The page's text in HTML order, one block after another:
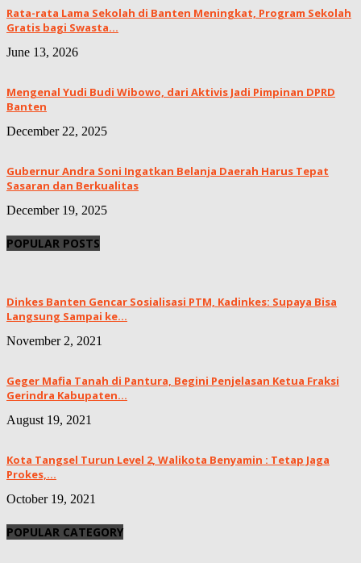
Rata-rata Lama Sekolah di Banten Meningkat, ‎Program Sekolah
Gratis bagi Swasta...
June 13, 2026
Mengenal Yudi Budi Wibowo, dari Aktivis Jadi Pimpinan DPRD
Banten
December 22, 2025
Gubernur Andra Soni Ingatkan Belanja Daerah Harus Tepat
Sasaran dan Berkualitas
December 19, 2025
POPULAR POSTS
Dinkes Banten Gencar Sosialisasi PTM, Kadinkes: Supaya Bisa
Langsung Sampai ke...
November 2, 2021
Geger Mafia Tanah di Pantura, Begini Penjelasan Ketua Fraksi
Gerindra Kabupaten...
August 19, 2021
Kota Tangsel Turun Level 2, Walikota Benyamin : Tetap Jaga
Prokes,...
October 19, 2021
POPULAR CATEGORY